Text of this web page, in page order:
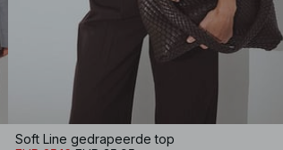
Soft Line gedrapeerde top